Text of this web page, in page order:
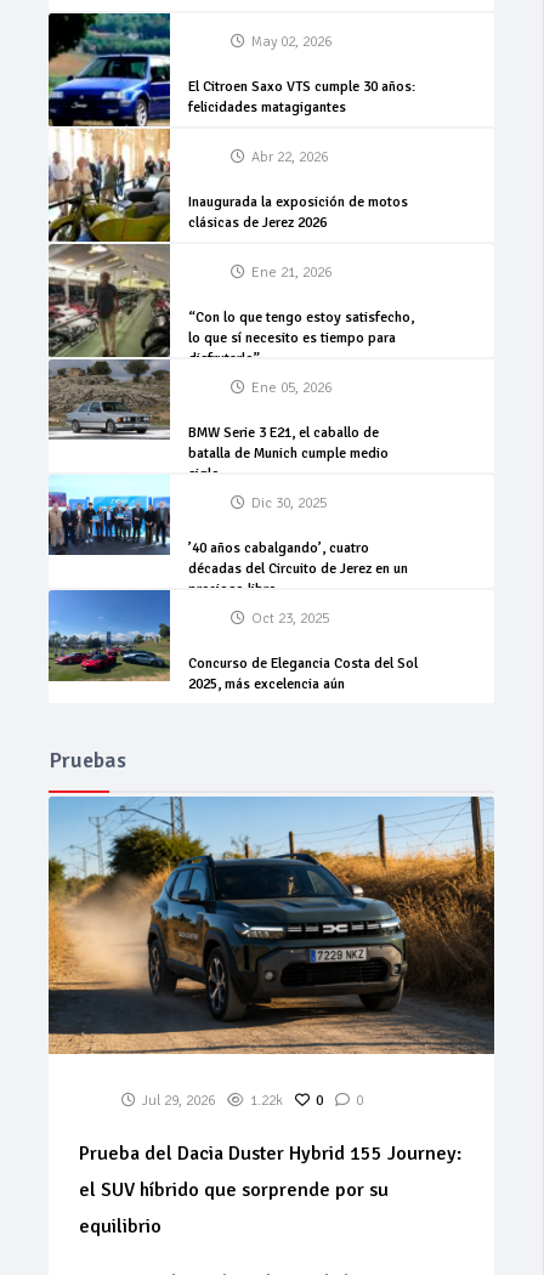
May 02, 2026
El Citroen Saxo VTS cumple 30 años:
felicidades matagigantes
Abr 22, 2026
Inaugurada la exposición de motos
clásicas de Jerez 2026
Ene 21, 2026
“Con lo que tengo estoy satisfecho,
lo que sí necesito es tiempo para
disfrutarlo”
Ene 05, 2026
BMW Serie 3 E21, el caballo de
batalla de Munich cumple medio
siglo
Dic 30, 2025
’40 años cabalgando’, cuatro
décadas del Circuito de Jerez en un
precioso libro
Oct 23, 2025
Concurso de Elegancia Costa del Sol
2025, más excelencia aún
Pruebas
Jul 29, 2026 1.22k 0 0
Prueba del Dacia Duster Hybrid 155 Journey:
el SUV híbrido que sorprende por su
equilibrio